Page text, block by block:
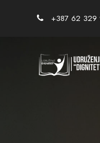
+387 62 329